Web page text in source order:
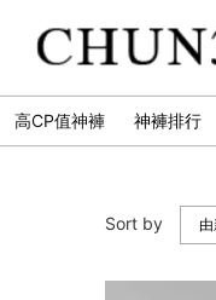
高CP值神褲 神褲排行
Sort by